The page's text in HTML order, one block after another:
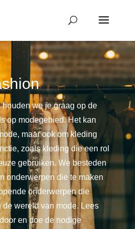
we je graag op de
op modegebied. Het kan
maar ook om kleding
zoals kleding die een rol
gebruiken. We besteden
onderwerpen die te maken
onderwerpen die
wereld van mode. Lees
en doe de nodige